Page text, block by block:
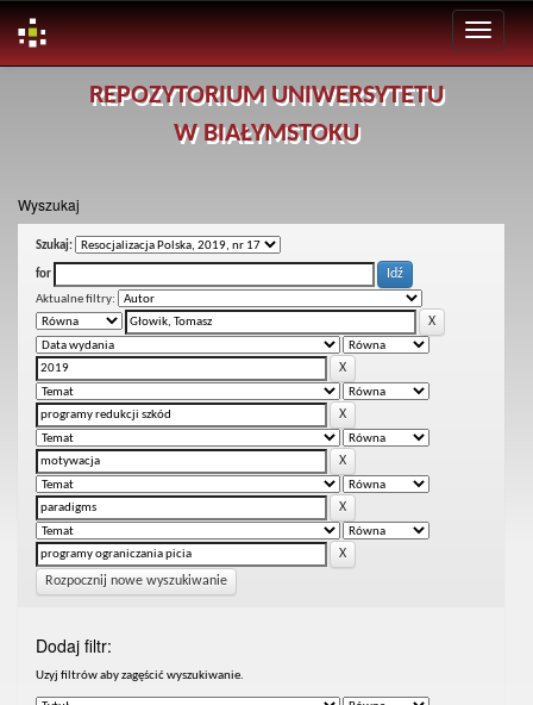
REPOZYTORIUM UNIWERSYTETU
W BIAŁYMSTOKU
Wyszukaj
Szukaj:
for
Aktualne filtry:
Rozpocznij nowe wyszukiwanie
Dodaj filtr:
Uzyj filtrów aby zagęścić wyszukiwanie.